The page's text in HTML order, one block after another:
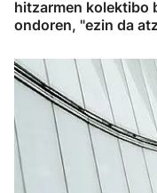
hitzarmen kolektibo
ondoren, "ezin da